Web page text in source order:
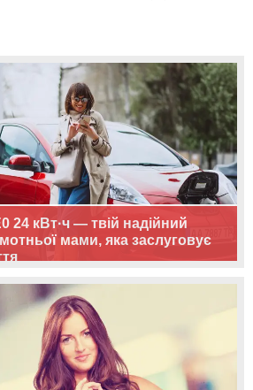
24 кВт·ч — твій надійний
мами, яка заслуговує